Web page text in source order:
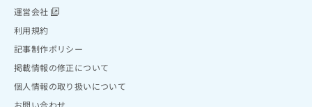
運営会社
利用規約
記事制作ポリシー
掲載情報の修正について
個人情報の取り扱いについて
お問い合わせ